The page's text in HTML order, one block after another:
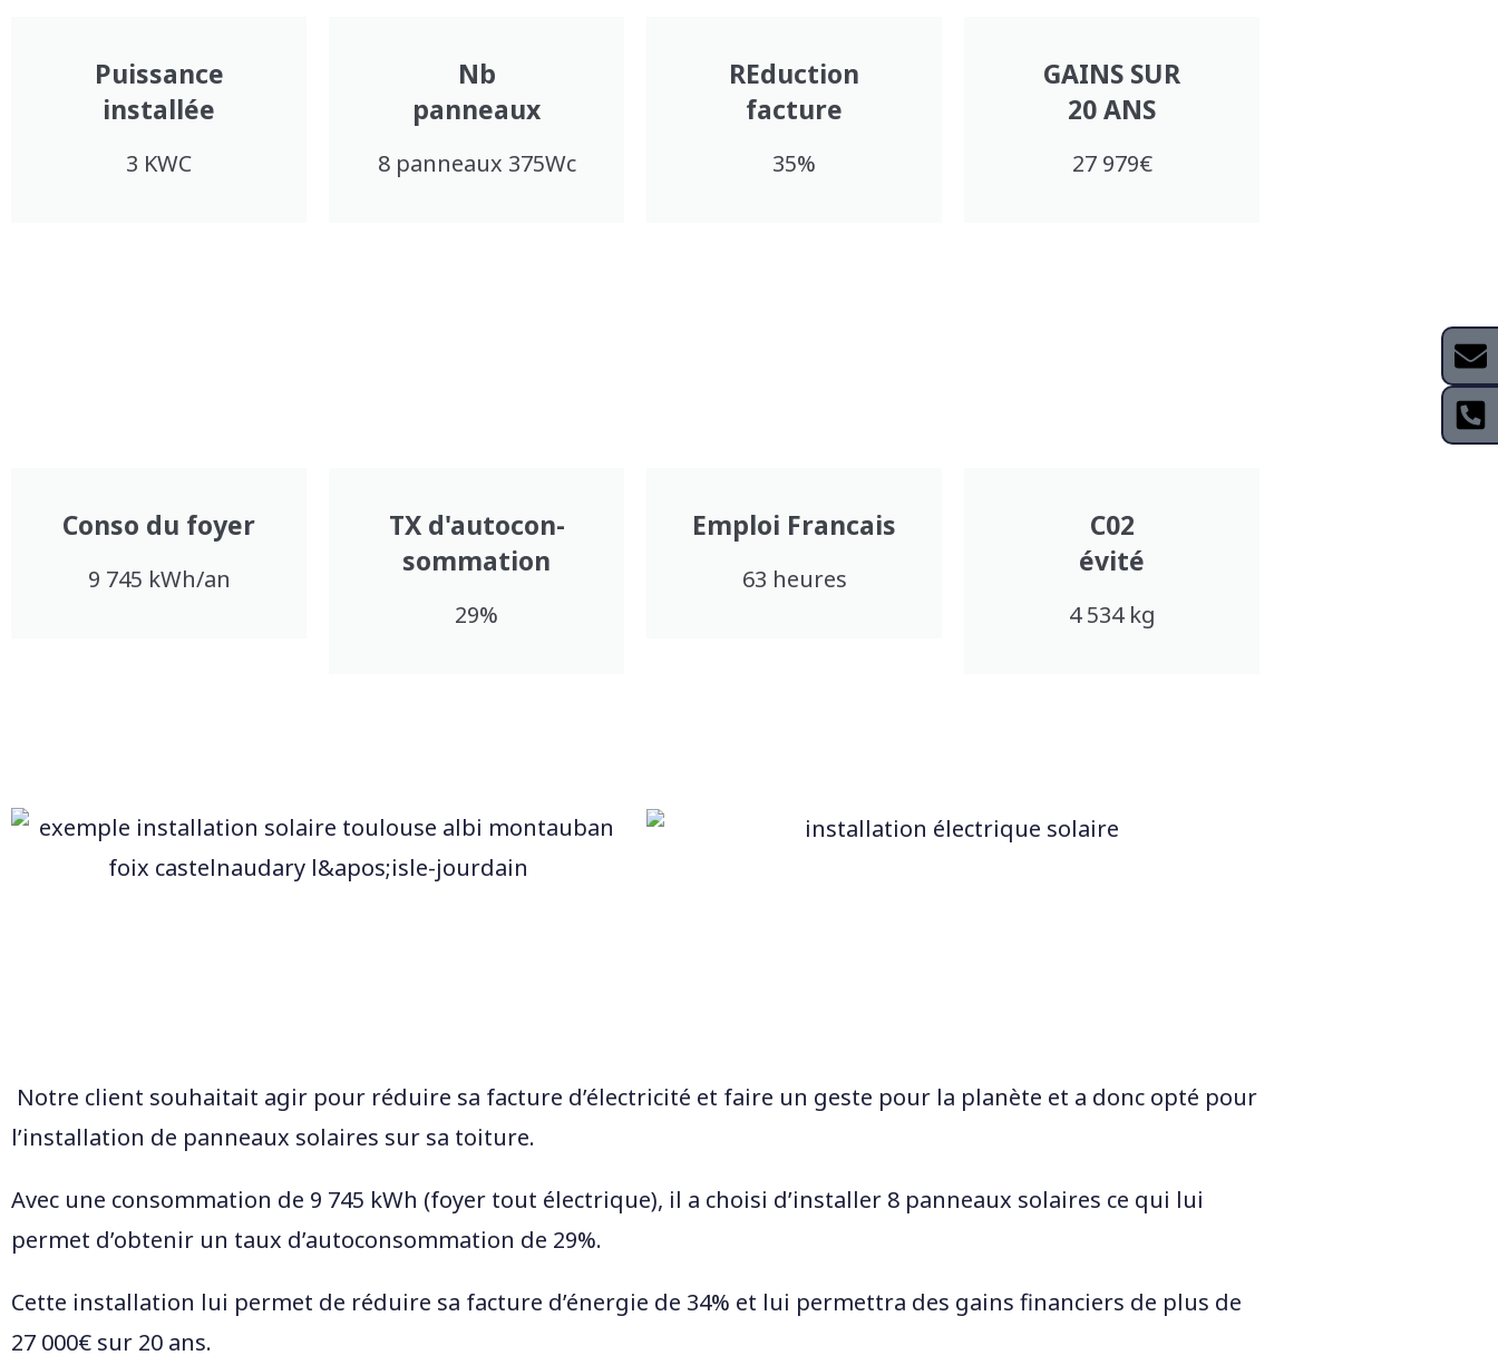
Puissance
installée
3 KWC
Nb
panneaux
8 panneaux 375Wc
REduction
facture
35%
GAINS SUR
20 ANS
27 979€
Conso du foyer
9 745 kWh/an
TX d'autocon-
sommation
29%
Emploi Francais
63 heures
C02
évité
4 534 kg
Notre client souhaitait agir pour réduire sa facture d’électricité et faire un geste pour la planète et a donc opté pour
l’installation de panneaux solaires sur sa toiture.
Avec une consommation de 9 745 kWh (foyer tout électrique), il a choisi d’installer 8 panneaux solaires ce qui lui
permet d’obtenir un taux d’autoconsommation de 29%.
Cette installation lui permet de réduire sa facture d’énergie de 34% et lui permettra des gains financiers de plus de
27 000€ sur 20 ans.